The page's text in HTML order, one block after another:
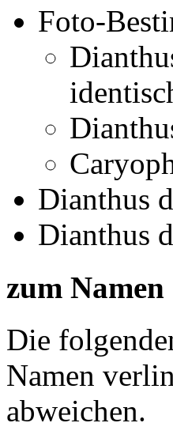
Foto-
Dianthus
Dianthus
zum Namen
Die
Namen
abweichen.